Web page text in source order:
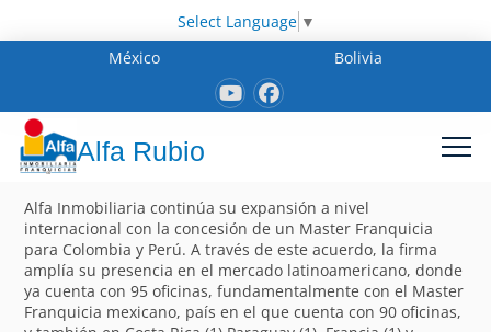
Select Language ▼
México
Bolivia
Alfa Rubio
Alfa Inmobiliaria continúa su expansión a nivel
internacional con la concesión de un Master Franquicia
para Colombia y Perú. A través de este acuerdo, la firma
amplía su presencia en el mercado latinoamericano, donde
ya cuenta con 95 oficinas, fundamentalmente con el Master
Franquicia mexicano, país en el que cuenta con 90 oficinas,